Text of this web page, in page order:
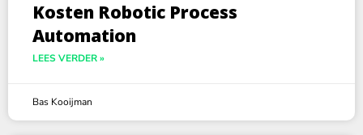
Kosten Robotic Process
Automation
LEES VERDER »
Bas Kooijman